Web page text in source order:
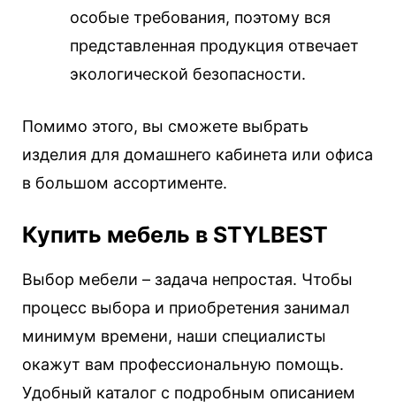
особые требования, поэтому вся
представленная продукция отвечает
экологической безопасности.
Помимо этого, вы сможете выбрать
изделия для домашнего кабинета или офиса
в большом ассортименте.
Купить мебель в STYLBEST
Выбор мебели – задача непростая. Чтобы
процесс выбора и приобретения занимал
минимум времени, наши специалисты
окажут вам профессиональную помощь.
Удобный каталог с подробным описанием